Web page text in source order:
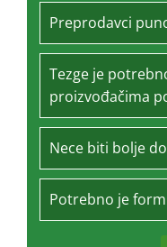
Preprodavci
Tezge je
proizvođačima
Nece biti bolje
Potrebno je